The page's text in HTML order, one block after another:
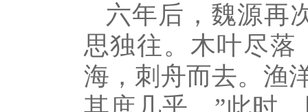
六年后，魏源再
思独往。木叶尽落
海，刺舟而去。渔